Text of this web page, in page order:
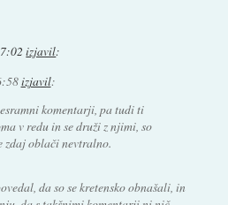
izjavil:
izjavil:
komentarji, pa tudi ti
v redu in se druži z njimi, so
zdaj oblači nevtralno.
da so se kretensko obnašali, in